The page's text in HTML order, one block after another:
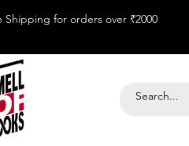
Shipping for orders over ₹2000